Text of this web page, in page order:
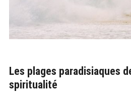
Les plages paradisiaques
spiritualité